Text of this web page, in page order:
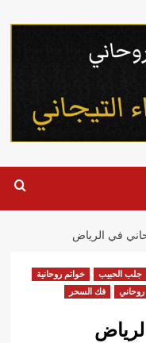
في الرياض
جلب الحبيب
خواتم روحانية
فك السحر